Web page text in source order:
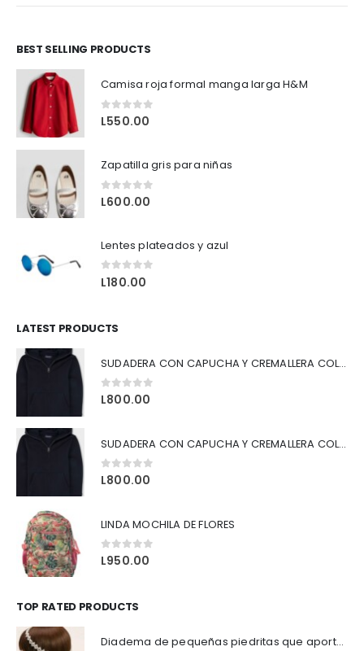
múltiples variantes. Las opciones se pueden elegir en la página de producto
BEST SELLING PRODUCTS
Camisa roja formal manga larga H&M
0out of 5
L550.00
Zapatilla gris para niñas
0out of 5
L600.00
Lentes plateados y azul
0out of 5
L180.00
LATEST PRODUCTS
SUDADERA CON CAPUCHA Y CREMALLERA COLOR AZUL
0out of 5
L800.00
SUDADERA CON CAPUCHA Y CREMALLERA COLOR NEGRO
0out of 5
L800.00
LINDA MOCHILA DE FLORES
0out of 5
L950.00
TOP RATED PRODUCTS
Diadema de pequeñas piedritas que aporta brillo sutil y elegancia a cada look